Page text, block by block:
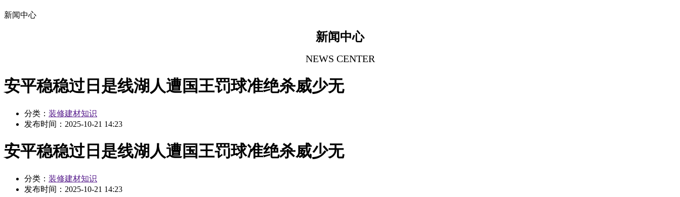
新闻中心
新闻中心
NEWS CENTER
安平稳稳过日是线湖人遭国王罚球准绝杀威少无
分类： 装修建材知识
发布时间： 2025-10-21 14:23
安平稳稳过日是线湖人遭国王罚球准绝杀威少无
分类： 装修建材知识
发布时间： 2025-10-21 14:23